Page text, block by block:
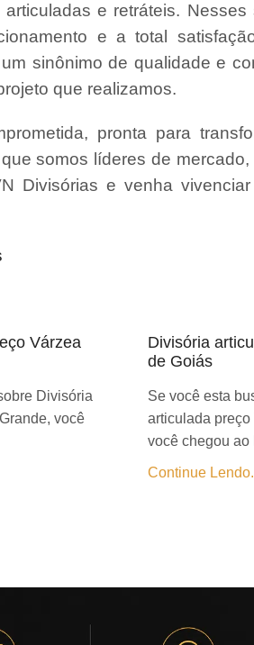
articuladas e retráteis. Nesses
e a total
sinônimo de qualidade e
que realizamos.
pronta para
somos líderes de
Divisórias e venha
Várzea
Divisória
você
Divisória
de Goiás
Se você esta
articulada
você chegou ao
Continue